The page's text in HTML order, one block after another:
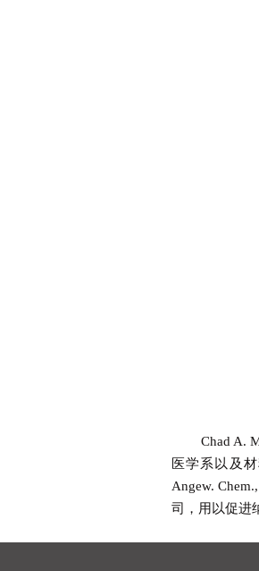
Chad A.
医学系以及
Angew.
司，用以促进